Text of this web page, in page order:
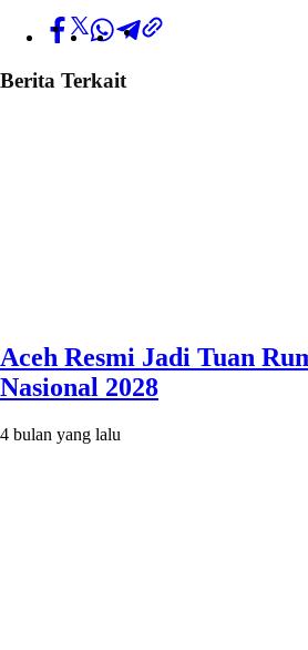
Berita Terkait
Aceh Resmi Jadi Tuan
Nasional 2028
4 bulan yang lalu